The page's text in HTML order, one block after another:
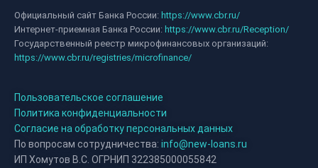
Официальный сайт Банка России: https://www.cbr.ru/
Интернет-приемная Банка России: https://www.cbr.ru/Reception/
Государственный реестр микрофинансовых организаций:
https://www.cbr.ru/registries/microfinance/
Пользовательское соглашение
Политика конфиденциальности
Согласие на обработку персональных данных
По вопросам сотрудничества: info@new-loans.ru
ИП Хомутов В.С. ОГРНИП 322385000055842